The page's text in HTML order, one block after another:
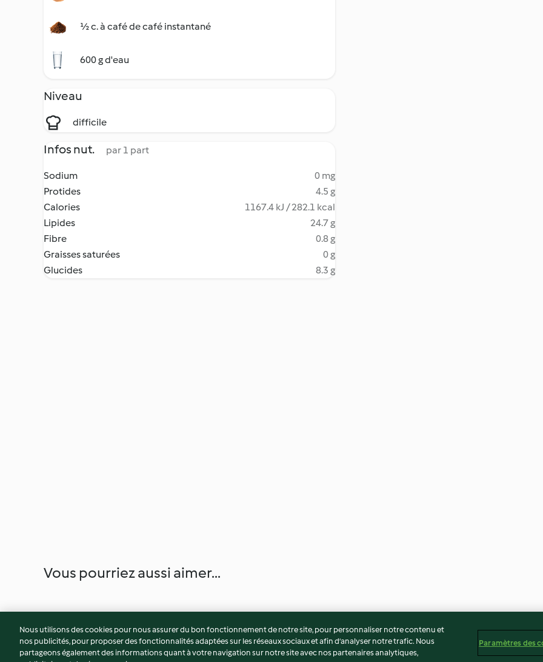
½ c. à café de café instantané
600 g d'eau
Niveau
difficile
Infos nut. par 1 part
Sodium
0 mg
Protides
4.5 g
Calories
1167.4 kJ / 282.1 kcal
Lipides
24.7 g
Fibre
0.8 g
Graisses saturées
0 g
Glucides
8.3 g
Vous pourriez aussi aimer...
Nous utilisons des cookies pour nous assurer du bon fonctionnement de notre site, pour personnaliser notre contenu et
nos publicités, pour proposer des fonctionnalités adaptées sur les réseaux sociaux et afin d’analyser notre trafic. Nous
partageons également des informations quant à votre navigation sur notre site avec nos partenaires analytiques,
Paramètres des